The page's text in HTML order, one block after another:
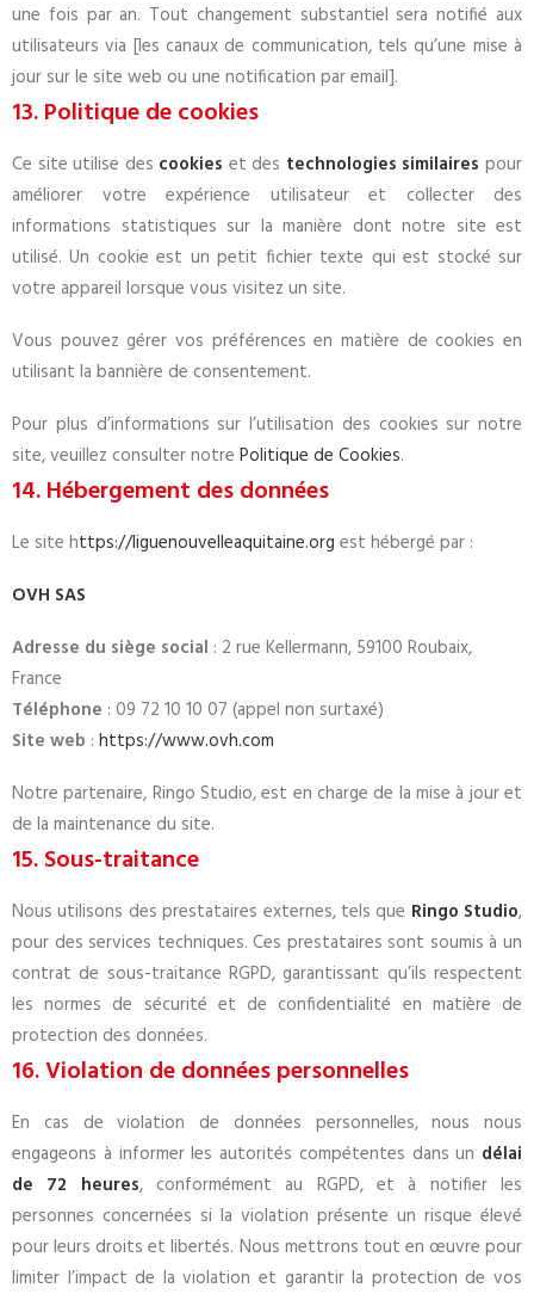
une fois par an. Tout changement substantiel sera notifié aux
utilisateurs via [les canaux de communication, tels qu’une mise à
jour sur le site web ou une notification par email].
13. Politique de cookies
Ce site utilise des cookies et des technologies similaires pour
améliorer votre expérience utilisateur et collecter des
informations statistiques sur la manière dont notre site est
utilisé. Un cookie est un petit fichier texte qui est stocké sur
votre appareil lorsque vous visitez un site.
Vous pouvez gérer vos préférences en matière de cookies en
utilisant la bannière de consentement.
Pour plus d’informations sur l’utilisation des cookies sur notre
site, veuillez consulter notre Politique de Cookies.
14. Hébergement des données
Le site https://liguenouvelleaquitaine.org est hébergé par :
OVH SAS
Adresse du siège social : 2 rue Kellermann, 59100 Roubaix,
France
Téléphone : 09 72 10 10 07 (appel non surtaxé)
Site web : https://www.ovh.com
Notre partenaire, Ringo Studio, est en charge de la mise à jour et
de la maintenance du site.
15. Sous-traitance
Nous utilisons des prestataires externes, tels que Ringo Studio,
pour des services techniques. Ces prestataires sont soumis à un
contrat de sous-traitance RGPD, garantissant qu’ils respectent
les normes de sécurité et de confidentialité en matière de
protection des données.
16. Violation de données personnelles
En cas de violation de données personnelles, nous nous
engageons à informer les autorités compétentes dans un délai
de 72 heures, conformément au RGPD, et à notifier les
personnes concernées si la violation présente un risque élevé
pour leurs droits et libertés. Nous mettrons tout en œuvre pour
limiter l’impact de la violation et garantir la protection de vos